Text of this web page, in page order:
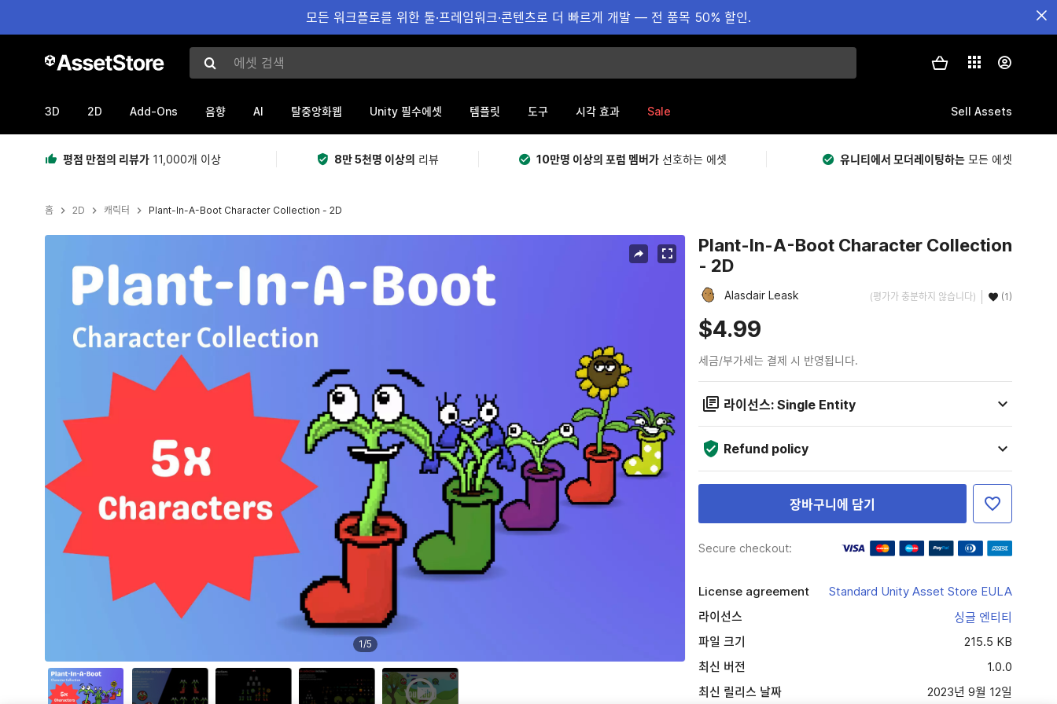
모든 워크플로를 위한 툴·프레임워크·콘텐츠로 더 빠르게 개발 — 전 품목 50% 할인.
에셋 검색
3D 2D Add-Ons 음향 AI 탈중앙화웹 Unity 필수에셋 템플릿 도구 시각 효과 Sale Sell Assets
평점 만점의 리뷰가 11,000개 이상 8만 5천명 이상의 리뷰 10만명 이상의 포럼 멤버가 선호하는 에셋 유니티에서 모더레이팅하는 모든 에셋
홈 2D 캐릭터 Plant-In-A-Boot Character Collection - 2D
1/5
Plant-In-A-Boot Character Collection
- 2D
Alasdair Leask (평가가 충분하지 않습니다) (1)
$4.99
세금/부가세는 결제 시 반영됩니다.
라이선스: Single Entity
Refund policy
장바구니에 담기
Secure checkout:
License agreement
Standard Unity Asset Store EULA
라이선스
싱글 엔티티
파일 크기
215.5 KB
최신 버전
1.0.0
최신 릴리스 날짜
2023년 9월 12일